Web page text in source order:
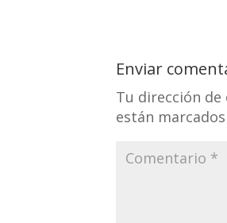
Enviar
Tu dirección
están